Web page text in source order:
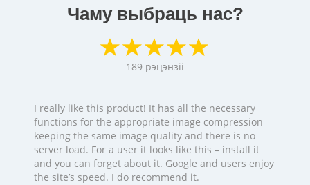
Чаму выбраць нас?
189 рэцэнзіі
I really like this product! It has all the necessary
functions for the appropriate image compression
keeping the same image quality and there is no
server load. For a user it looks like this – install it
and you can forget about it. Google and users enjoy
the site’s speed. I do recommend it.